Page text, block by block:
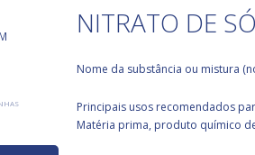
NITRATO DE
Nome da substância ou mistura
Principais usos recomendados
Matéria prima, produto químico